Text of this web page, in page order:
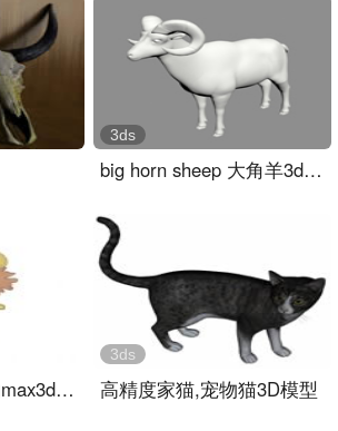
big horn sheep 大角羊3d模..
3ds
q版狮子,卡通动物max3d模型.. 高精度家猫,宠物猫3D模型
3ds